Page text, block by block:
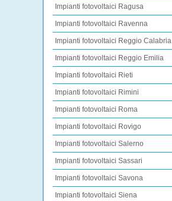
Impianti fotovoltaici Ragusa
Impianti fotovoltaici Ravenna
Impianti fotovoltaici Reggio Calabria
Impianti fotovoltaici Reggio Emilia
Impianti fotovoltaici Rieti
Impianti fotovoltaici Rimini
Impianti fotovoltaici Roma
Impianti fotovoltaici Rovigo
Impianti fotovoltaici Salerno
Impianti fotovoltaici Sassari
Impianti fotovoltaici Savona
Impianti fotovoltaici Siena